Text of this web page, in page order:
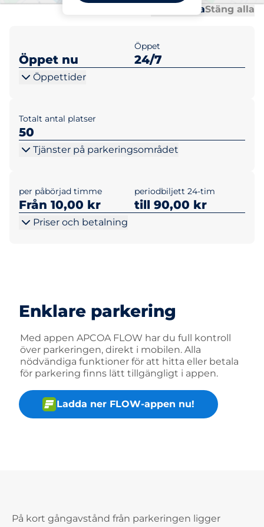
Öppna allaStäng alla
Öppet nu
Öppet
24/7
Öppettider
Totalt antal platser
50
Tjänster på parkeringsområdet
per påbörjad timme
Från 10,00 kr
periodbiljett 24-tim
till 90,00 kr
Priser och betalning
Enklare parkering
Med appen APCOA FLOW har du full kontroll
över parkeringen, direkt i mobilen. Alla
nödvändiga funktioner för att hitta eller betala
för parkering finns lätt tillgängligt i appen.
Ladda ner FLOW-appen nu!
På kort gångavstånd från parkeringen ligger